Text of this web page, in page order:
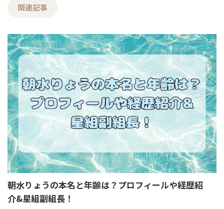
関連記事
朝水りょうの本名と年齢は？プロフィールや経歴紹
介&星組副組長！